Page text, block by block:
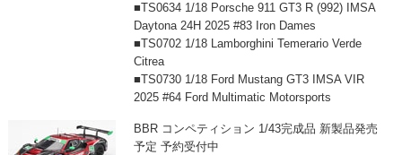
■TS0634 1/18 Porsche 911 GT3 R (992) IMSA
Daytona 24H 2025 #83 Iron Dames
■TS0702 1/18 Lamborghini Temerario Verde
Citrea
■TS0730 1/18 Ford Mustang GT3 IMSA VIR
2025 #64 Ford Multimatic Motorsports
BBR コンペティション 1/43完成品 新製品発売
予定 予約受付中